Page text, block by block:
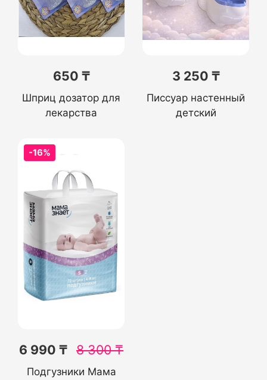
650 ₸
Шприц дозатор для
лекарства
3 250 ₸
Писсуар настенный
детский
-16%
6 990 ₸ 8 300₸
Подгузники Мама